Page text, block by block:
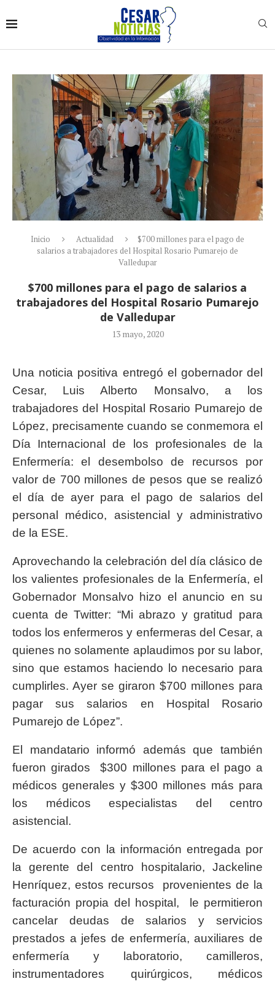
Inicio Actualidad
$700 millones para el pago de
salarios a trabajadores del Hospital Rosario Pumarejo de
Valledupar
$700 millones para el pago de salarios a
trabajadores del Hospital Rosario Pumarejo
de Valledupar
13 mayo, 2020
Una noticia positiva entregó el gobernador del
Cesar, Luis Alberto Monsalvo, a los
trabajadores del Hospital Rosario Pumarejo de
López, precisamente cuando se conmemora el
Día Internacional de los profesionales de la
Enfermería: el desembolso de recursos por
valor de 700 millones de pesos que se realizó
el día de ayer para el pago de salarios del
personal médico, asistencial y administrativo
de la ESE.
Aprovechando la celebración del día clásico de
los valientes profesionales de la Enfermería, el
Gobernador Monsalvo hizo el anuncio en su
cuenta de Twitter: “Mi abrazo y gratitud para
todos los enfermeros y enfermeras del Cesar, a
quienes no solamente aplaudimos por su labor,
sino que estamos haciendo lo necesario para
cumplirles. Ayer se giraron $700 millones para
pagar sus salarios en Hospital Rosario
Pumarejo de López”.
El mandatario informó además que también
fueron girados $300 millones para el pago a
médicos generales y $300 millones más para
los médicos especialistas del centro
asistencial.
De acuerdo con la información entregada por
la gerente del centro hospitalario, Jackeline
Henríquez, estos recursos provenientes de la
facturación propia del hospital, le permitieron
cancelar deudas de salarios y servicios
prestados a jefes de enfermería, auxiliares de
enfermería y laboratorio, camilleros,
instrumentadores quirúrgicos, médicos